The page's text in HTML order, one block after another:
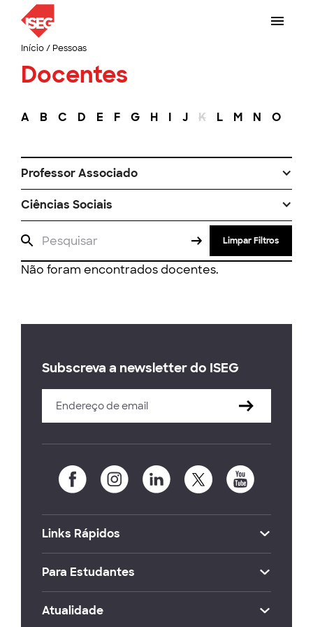
Início/ Pessoas
Docentes
A B C D E F G H I J K L M N O
Professor Associado
Ciências Sociais
Limpar Filtros
Não foram encontrados docentes.
Subscreva a newsletter do ISEG
Links Rápidos
Para Estudantes
Atualidade